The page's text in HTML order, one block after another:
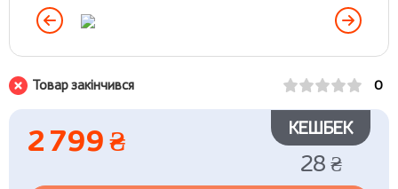
Товар закінчився 0
2 799 ₴ КЕШБЕК
28 ₴